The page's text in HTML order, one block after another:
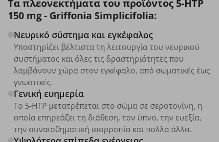
Τα πλεονεκτήματα του προϊόντος 5-HTP
150 mg - Griffonia Simplicifolia:
Νευρικό σύστημα και εγκέφαλος
Υποστηρίζει βέλτιστα τη λειτουργία του νευρικού
συστήματος και όλες τις δραστηριότητες που
λαμβάνουν χώρα στον εγκέφαλο, από σωματικές έως
γνωστικές.
Γενική ευημερία
Το 5-HTP μετατρέπεται στο σώμα σε σεροτονίνη, η
οποία επηρεάζει τη διάθεση, τον ύπνο, την ευεξία,
την συναισθηματική ισορροπία και πολλά άλλα.